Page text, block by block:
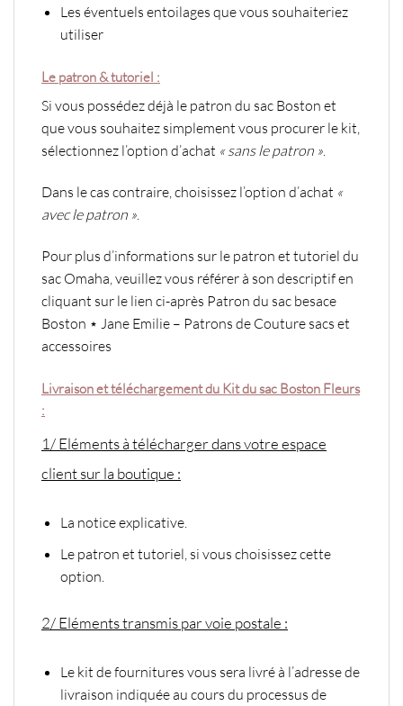
Les éventuels entoilages que vous souhaiteriez
utiliser
Le patron & tutoriel :
Si vous possédez déjà le patron du sac Boston et
que vous souhaitez simplement vous procurer le kit,
sélectionnez l’option d’achat « sans le patron ».
Dans le cas contraire, choisissez l’option d’achat «
avec le patron »
Pour plus d’informations sur le patron et tutoriel du
sac Omaha, veuillez vous référer à son descriptif en
cliquant sur le lien ci-après Patron du sac besace
Boston ⋆ Jane Emilie – Patrons de Couture sacs et
accessoires
Livraison et téléchargement du Kit du sac Boston Fleurs
:
1/ Eléments à télécharger dans votre espace
client sur la boutique :
La notice explicative.
Le patron et tutoriel, si vous choisissez cette
option.
2/ Eléments transmis par voie postale :
Le kit de fournitures vous sera livré à l’adresse de
livraison indiquée au cours du processus de